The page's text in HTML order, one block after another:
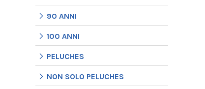
90 ANNI
100 ANNI
PELUCHES
NON SOLO PELUCHES